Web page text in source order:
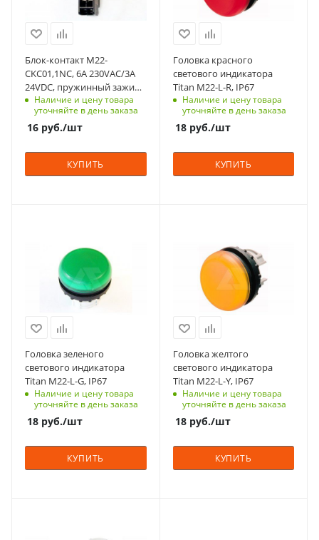
Срок поставки под
заказ
Тип контактов
1NC
Способ крепления
к кнопке
самозажимной
Номинльный ток, А
Единицы измерения
Блок-контакт M22-
CKC01,1NC, 6A 230VAC/3A
24VDC, пружинный зажим,
монтаж в корпус M22-I*
Наличие и цену товара
уточняйте в день заказа
16 руб./шт
КУПИТЬ
Срок поставки под
заказ
Вид
плоская
Количество в упаковке
шт
Головка красного
светового индикатора
Titan M22-L-R, IP67
Наличие и цену товара
уточняйте в день заказа
18руб./шт
КУПИТЬ
Степень защиты
Срок поставки под
заказ
Вид
плоская
Количество в упаковке
шт
Головка зеленого
светового индикатора
Titan M22-L-G, IP67
Наличие и цену товара
уточняйте в день заказа
18 руб./шт
КУПИТЬ
Степень защиты
Срок поставки под
заказ
Вид
плоская
Количество в упаковке
шт
Головка желтого
светового индикатора
Titan M22-L-Y, IP67
Наличие и цену товара
уточняйте в день заказа
18руб./шт
КУПИТЬ